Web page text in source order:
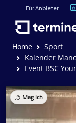
Für Anbieter
Home
Sport
Kalender
Event BSC
Mag ich